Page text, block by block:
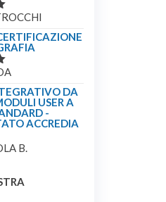
DA
USER A
-
ACCREDIA
B.